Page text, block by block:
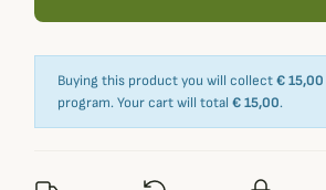
Buying this product you will collect€ 15,00
program. Your cart will total € 15,00.